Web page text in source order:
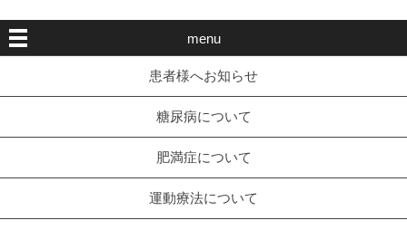
menu
患者様へお知らせ
糖尿病について
肥満症について
運動療法について